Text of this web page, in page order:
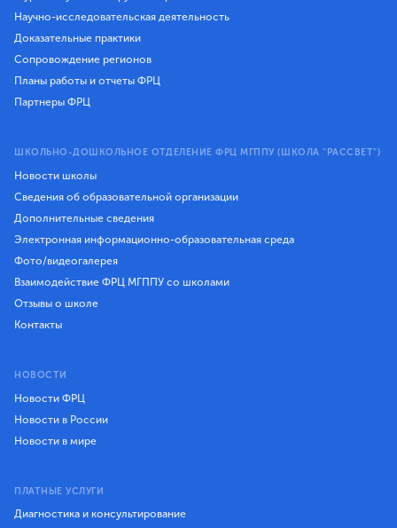
Научно-исследовательская деятельность
Доказательные практики
Сопровождение регионов
Планы работы и отчеты ФРЦ
Партнеры ФРЦ
ШКОЛЬНО-ДОШКОЛЬНОЕ ОТДЕЛЕНИЕ ФРЦ МГППУ (ШКОЛА "РАССВЕТ")
Новости школы
Сведения об образовательной организации
Дополнительные сведения
Электронная информационно-образовательная среда
Фото/видеогалерея
Взаимодействие ФРЦ МГППУ со школами
Отзывы о школе
Контакты
НОВОСТИ
Новости ФРЦ
Новости в России
Новости в мире
ПЛАТНЫЕ УСЛУГИ
Диагностика и консультирование